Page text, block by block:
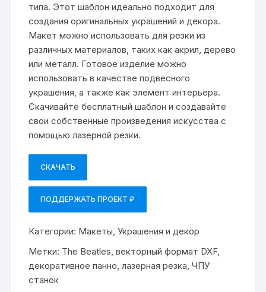
типа. Этот шаблон идеально подходит для
создания оригинальных украшений и декора.
Макет можно использовать для резки из
различных материалов, таких как акрил, дерево
или металл. Готовое изделие можно
использовать в качестве подвесного
украшения, а также как элемент интерьера.
Скачивайте бесплатный шаблон и создавайте
свои собственные произведения искусства с
помощью лазерной резки.
СКАЧАТЬ
ПОДДЕРЖАТЬ ПРОЕКТ ₽
Категории: Макеты ,Украшения и декор
Метки: The Beatles ,векторный формат DXF,
декоративное панно ,лазерная резка ,ЧПУ
станок